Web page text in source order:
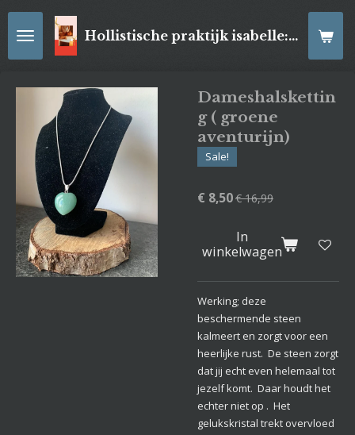
Ga
direct
hoofdinhoud
Hollistische praktijk isabelle: online Kaartleggingen/ Reiki-behandelingen, Relaxatiemassage's , self- made juwelen, spirituele artikelen
Dameshalskettin
g ( groene
aventurijn)
Sale!
€ 8,50€ 16,99
In
winkelwagen
Werking; deze
beschermende steen
kalmeert en zorgt voor een
heerlijke rust. De steen zorgt
dat jij echt even helemaal tot
jezelf komt. Daar houdt het
echter niet op . Het
gelukskristal trekt overvloed